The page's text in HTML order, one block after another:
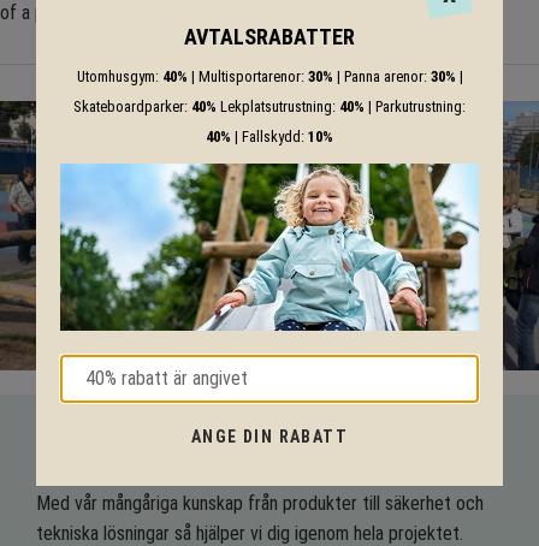
of a playground or play space.
Med vår mångåriga kunskap från produkter till säkerhet och
tekniska lösningar så hjälper vi dig igenom hela projektet.
AVTALSRABATTER
Utomhusgym: 40% | Multisportarenor: 30% | Panna arenor: 30% |
Skateboardparker: 40% Lekplatsutrustning: 40% | Parkutrustning:
40% | Fallskydd: 10%
ANGE DIN RABATT